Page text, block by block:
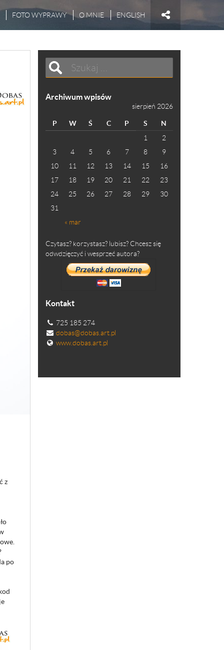
FOTO WYPRAWY O MNIE ENGLISH
z
po
Archiwum wpisów
sierpień 2026
P W Ś C P S N
« mar
1
2
3
4 5 6 7 8
9
10
11 12 13 14 15
16
17
18 19 20 21 22
23
24
25 26 27 28 29
30
31
Czytasz? korzystasz? lubisz? Chcesz się
odwdzięczyć i wesprzeć autora?
Kontakt
725 185 274
dobas@dobas.art.pl
www.dobas.art.pl